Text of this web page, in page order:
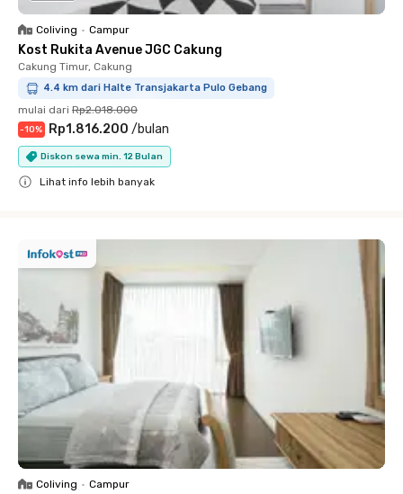
Coliving • Campur
Kost Rukita Avenue JGC Cakung
Cakung Timur, Cakung
4.4 km dari Halte Transjakarta Pulo Gebang
mulai dari Rp2.018.000
-10% Rp1.816.200 /bulan
Diskon sewa min. 12 Bulan
Lihat info lebih banyak
Coliving • Campur